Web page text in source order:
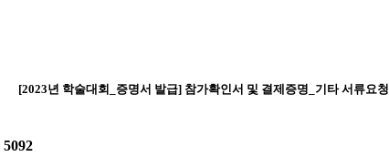
[2023년 학술대회_증명서 발급] 참가확인서 및 결제증명_기타 서류요청
5092